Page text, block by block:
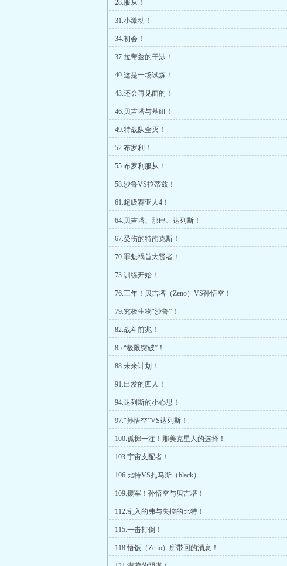
28.服从！
31.小激动！
34.初会！
37.拉蒂兹的干涉！
40.这是一场试炼！
43.还会再见面的！
46.贝吉塔与基纽！
49.特战队全灭！
52.布罗利！
55.布罗利服从！
58.沙鲁VS拉蒂兹！
61.超级赛亚人4！
64.贝吉塔、那巴、达列斯！
67.受伤的特南克斯！
70.罪魁祸首大贤者！
73.训练开始！
76.三年！贝吉塔（Zeno）VS孙悟空！
79.究极生物“沙鲁”！
82.战斗前兆！
85.“极限突破”！
88.未来计划！
91.出发的四人！
94.达列斯的小心思！
97.“孙悟空”VS达列斯！
100.孤掷一注！那美克星人的选择！
103.宇宙支配者！
106.比特VS扎马斯（black）
109.援军！孙悟空与贝吉塔！
112.乱入的弗与失控的比特！
115.一击打倒！
118.悟饭（Zeno）所带回的消息！